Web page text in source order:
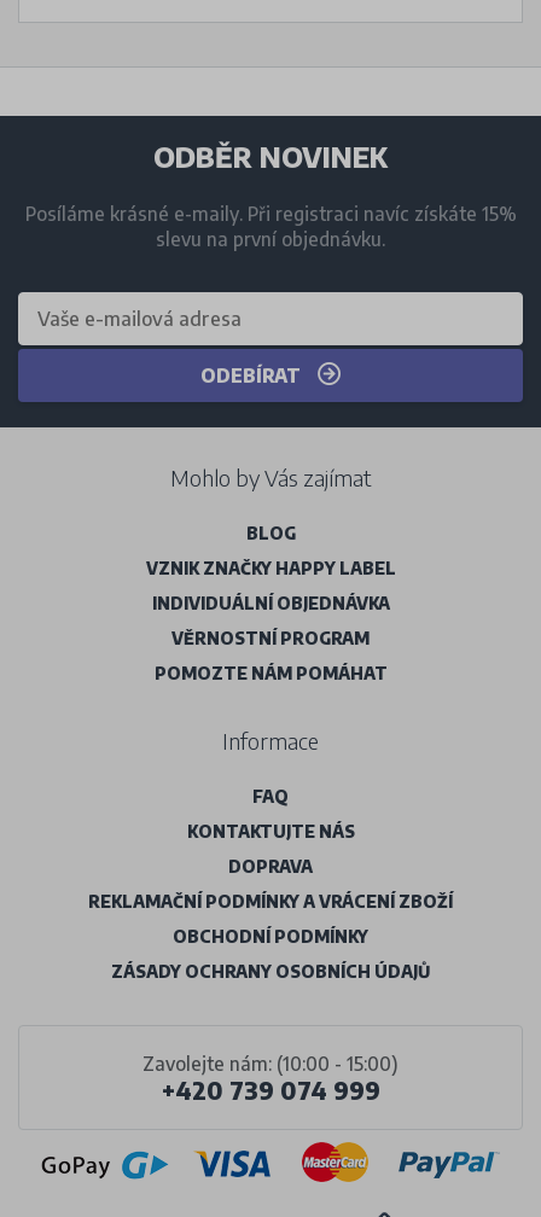
ODBĚR NOVINEK
Posíláme krásné e-maily. Při registraci navíc získáte 15%
slevu na první objednávku.
ODEBÍRAT
Zavolejte nám: (10:00 - 15:00)
+420 739 074 999
Mohlo by Vás zajímat
BLOG
VZNIK ZNAČKY HAPPY LABEL
INDIVIDUÁLNÍ OBJEDNÁVKA
VĚRNOSTNÍ PROGRAM
POMOZTE NÁM POMÁHAT
Informace
FAQ
KONTAKTUJTE NÁS
DOPRAVA
REKLAMAČNÍ PODMÍNKY A VRÁCENÍ ZBOŽÍ
OBCHODNÍ PODMÍNKY
ZÁSADY OCHRANY OSOBNÍCH ÚDAJŮ